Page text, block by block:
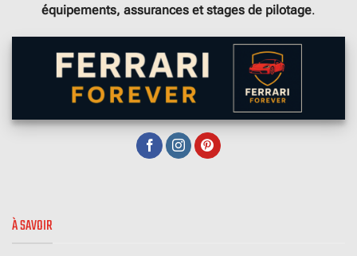
équipements, assurances et stages de pilotage.
À SAVOIR